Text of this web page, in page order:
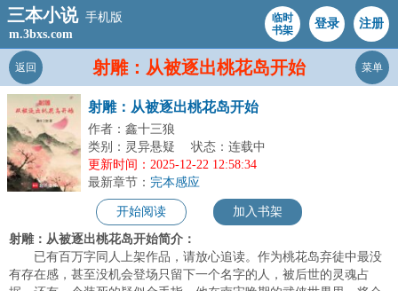
三本小说 手机版
m.3bxs.com
临时
书架
登录 注册
射雕：从被逐出桃花岛开始
返回 菜单
射雕：从被逐出桃花岛开始
作者：鑫十三狼
类别：灵异悬疑
状态：连载中
更新时间：2025-12-22 12:58:34
最新章节： 完本感应
开始阅读 加入书架
射雕：从被逐出桃花岛开始简介：
已有百万字同人上架作品，请放心追读。作为桃花岛弃徒中最没
有存在感，甚至没机会登场只留下一个名字的人，被后世的灵魂占